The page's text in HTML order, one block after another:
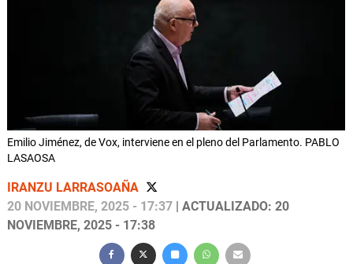
Emilio Jiménez, de Vox, interviene en el pleno del Parlamento. PABLO
LASAOSA
IRANZU LARRASOAÑA
20 NOVIEMBRE, 2025 - 17:37 | ACTUALIZADO: 20
NOVIEMBRE, 2025 - 17:38